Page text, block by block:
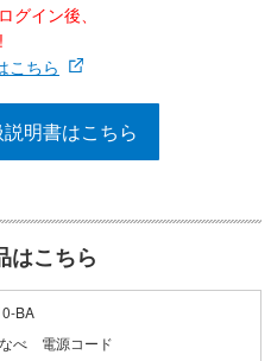
イン後、
こちら
明書はこちら
はこちら
BA
べ 電源コード